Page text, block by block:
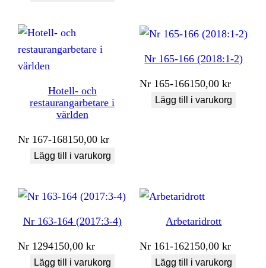
Hotell- och
restaurangarbetare i
världen
Nr 167-168150,00kr
Lägg till i varukorg
Nr 165-166 (2018:1-2)
Nr 165-166150,00kr
Lägg till i varukorg
Nr 163-164 (2017:3-4)
Nr 1294150,00kr
Lägg till i varukorg
Arbetaridrott
Nr 161-162150,00kr
Lägg till i varukorg